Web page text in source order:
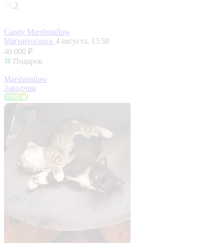
3
Candy Marshmallow
Магнитогорск 4 августа, 13:58
40 000 ₽
Подарок
Marshmallow
Заводчик